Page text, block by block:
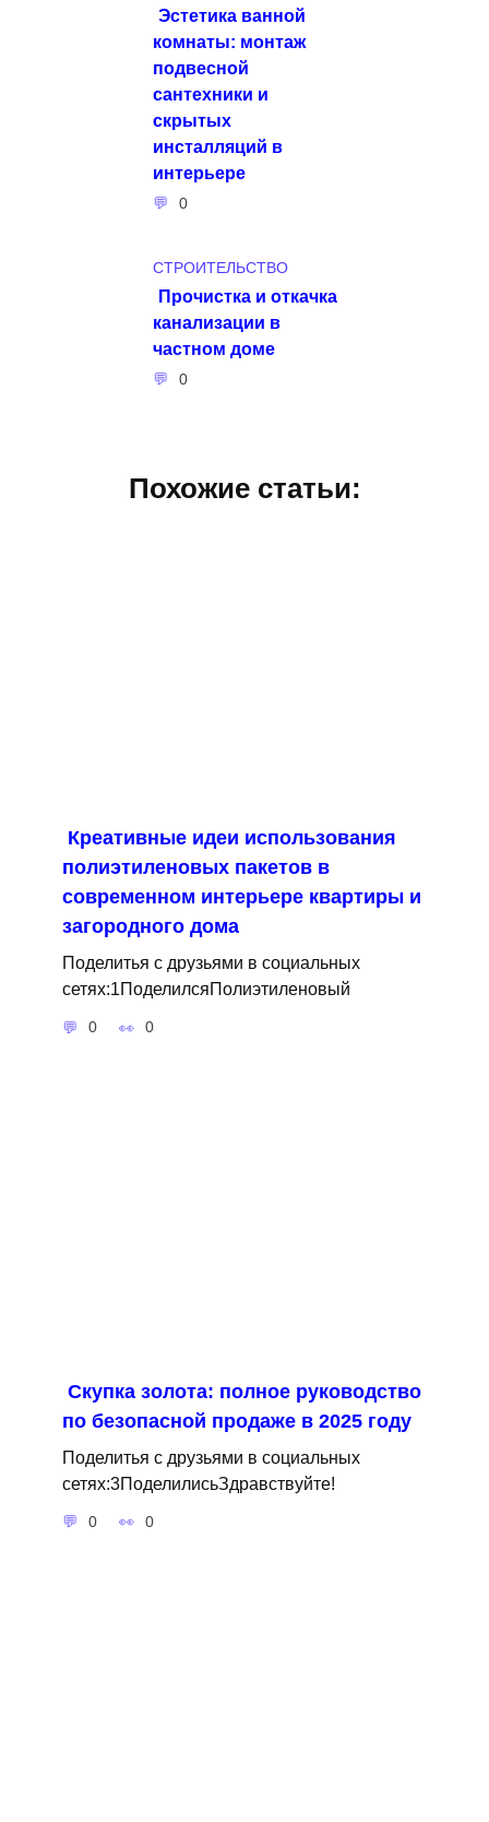
Эстетика ванной
комнаты: монтаж
подвесной
сантехники и
скрытых
инсталляций в
интерьере
0
СТРОИТЕЛЬСТВО
Прочистка и откачка
канализации в
частном доме
0
Похожие статьи:
Креативные идеи использования
полиэтиленовых пакетов в
современном интерьере квартиры и
загородного дома
Поделитья с друзьями в социальных
сетях:1ПоделилсяПолиэтиленовый
0 0
Скупка золота: полное руководство
по безопасной продаже в 2025 году
Поделитья с друзьями в социальных
сетях:3ПоделилисьЗдравствуйте!
0 0